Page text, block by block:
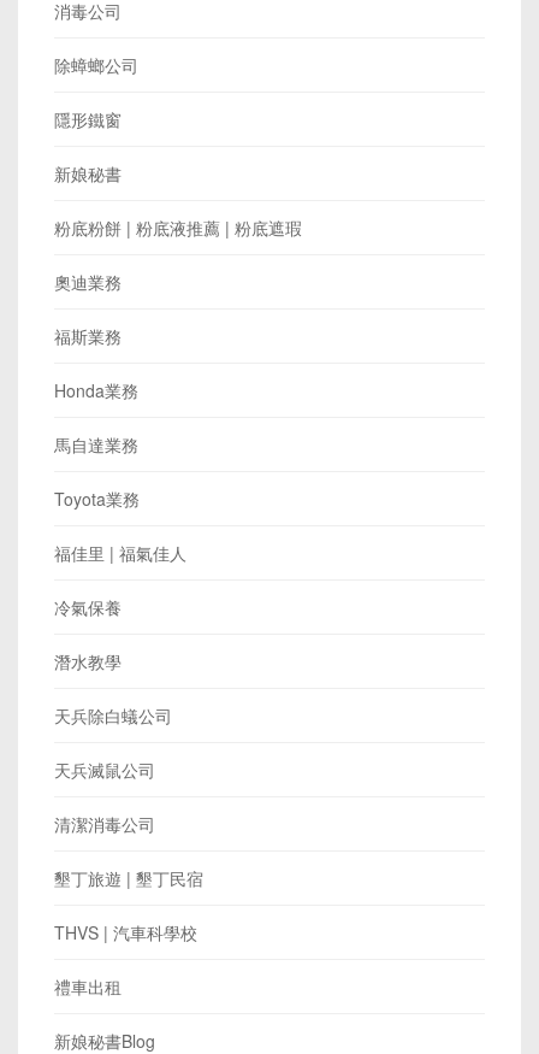
消毒公司
除蟑螂公司
隱形鐵窗
新娘秘書
粉底粉餅 | 粉底液推薦 | 粉底遮瑕
奧迪業務
福斯業務
Honda業務
馬自達業務
Toyota業務
福佳里 | 福氣佳人
冷氣保養
潛水教學
天兵除白蟻公司
天兵滅鼠公司
清潔消毒公司
墾丁旅遊 | 墾丁民宿
THVS | 汽車科學校
禮車出租
新娘秘書Blog